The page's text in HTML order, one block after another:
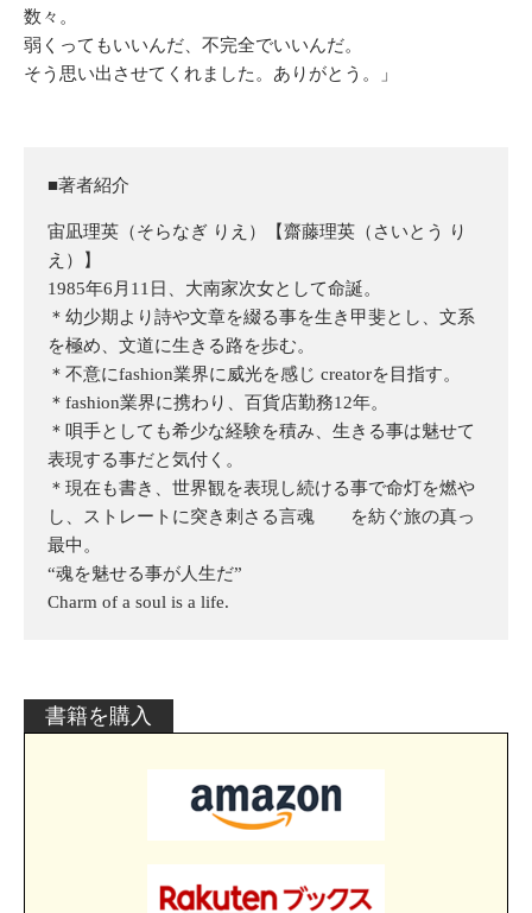
数々。
弱くってもいいんだ、不完全でいいんだ。
そう思い出させてくれました。ありがとう。」
■著者紹介
宙凪理英（そらなぎ りえ）【齋藤理英（さいとう り
え）】
1985年6月11日、大南家次女として命誕。
＊幼少期より詩や文章を綴る事を生き甲斐とし、文系
を極め、文道に生きる路を歩む。
＊不意にfashion業界に威光を感じ creatorを目指す。
＊fashion業界に携わり、百貨店勤務12年。
＊唄手としても希少な経験を積み、生きる事は魅せて
表現する事だと気付く。
＊現在も書き、世界観を表現し続ける事で命灯を燃や
し、ストレートに突き刺さる言魂 を紡ぐ旅の真っ
最中。
“魂を魅せる事が人生だ”
Charm of a soul is a life.
書籍を購入